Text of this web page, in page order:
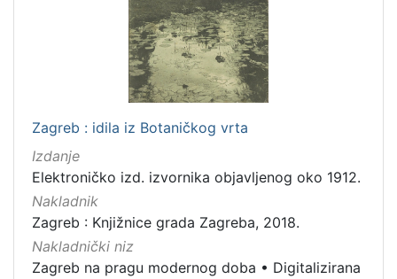
Zagreb : idila iz Botaničkog vrta
Izdanje
Elektroničko izd. izvornika objavljenog oko 1912.
Nakladnik
Zagreb : Knjižnice grada Zagreba, 2018.
Nakladnički niz
Zagreb na pragu modernog doba • Digitalizirana